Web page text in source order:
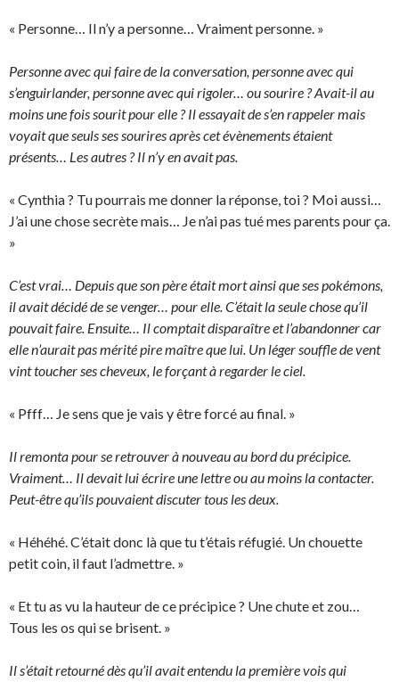
« Personne… Il n’y a personne… Vraiment personne. »
Personne avec qui faire de la conversation, personne avec qui
s’enguirlander, personne avec qui rigoler… ou sourire ? Avait-il au
moins une fois sourit pour elle ? Il essayait de s’en rappeler mais
voyait que seuls ses sourires après cet évènements étaient
présents… Les autres ? Il n’y en avait pas.
« Cynthia ? Tu pourrais me donner la réponse, toi ? Moi aussi…
J’ai une chose secrète mais… Je n’ai pas tué mes parents pour ça.
»
C’est vrai… Depuis que son père était mort ainsi que ses pokémons,
il avait décidé de se venger… pour elle. C’était la seule chose qu’il
pouvait faire. Ensuite… Il comptait disparaître et l’abandonner car
elle n’aurait pas mérité pire maître que lui. Un léger souffle de vent
vint toucher ses cheveux, le forçant à regarder le ciel.
« Pfff… Je sens que je vais y être forcé au final. »
Il remonta pour se retrouver à nouveau au bord du précipice.
Vraiment… Il devait lui écrire une lettre ou au moins la contacter.
Peut-être qu’ils pouvaient discuter tous les deux.
« Héhéhé. C’était donc là que tu t’étais réfugié. Un chouette
petit coin, il faut l’admettre. »
« Et tu as vu la hauteur de ce précipice ? Une chute et zou…
Tous les os qui se brisent. »
Il s’était retourné dès qu’il avait entendu la première vois qui